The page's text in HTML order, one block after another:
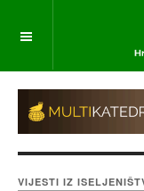
VIJESTI IZ